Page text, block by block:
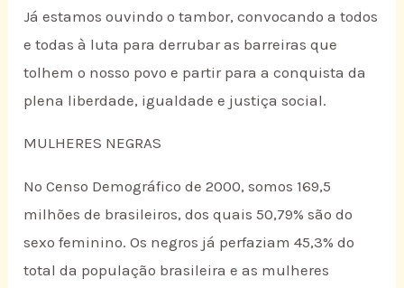
Já estamos ouvindo o tambor, convocando a todos
e todas à luta para derrubar as barreiras que
tolhem o nosso povo e partir para a conquista da
plena liberdade, igualdade e justiça social.
MULHERES NEGRAS
No Censo Demográfico de 2000, somos 169,5
milhões de brasileiros, dos quais 50,79% são do
sexo feminino. Os negros já perfaziam 45,3% do
total da população brasileira e as mulheres